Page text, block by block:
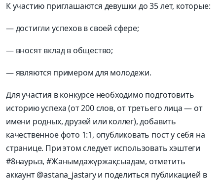
К участию приглашаются девушки до 35 лет, которые:
— достигли успехов в своей сфере;
— вносят вклад в общество;
— являются примером для молодежи.
Для участия в конкурсе необходимо подготовить
историю успеха (от 200 слов, от третьего лица — от
имени родных, друзей или коллег), добавить
качественное фото 1:1, опубликовать пост у себя на
странице. При этом следует использовать хэштеги
#8наурыз, #Жанымдажүржақсыадам, отметить
аккаунт @astana_jastary и поделиться публикацией в